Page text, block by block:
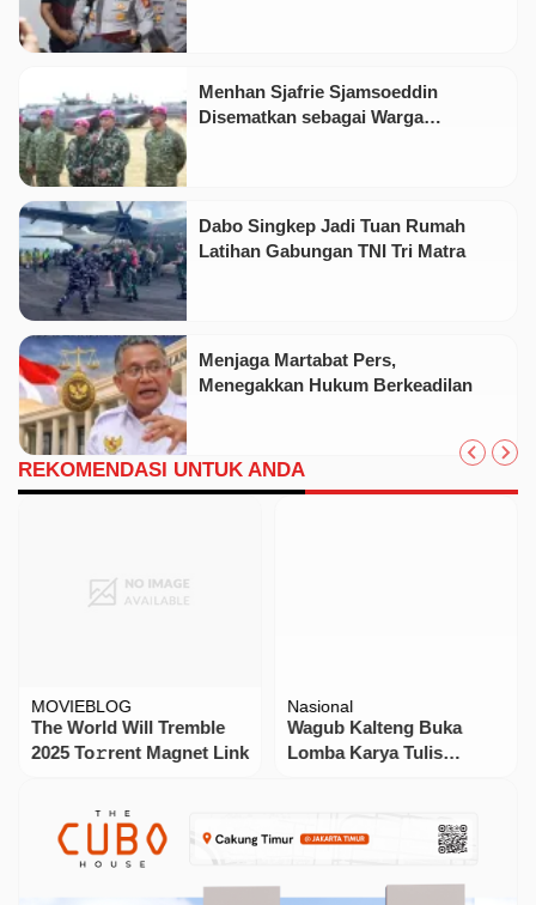
Menhan Sjafrie Sjamsoeddin
Disematkan sebagai Warga
Dabo Singkep Jadi Tuan Rumah
Latihan Gabungan TNI Tri Matra
Menjaga Martabat Pers,
Menegakkan Hukum Berkeadilan
REKOMENDASI UNTUK ANDA
MOVIEBLOG
The World Will Tremble
2025 To𝚛rent Magnet Link
Nasional
Wagub Kalteng Buka
Lomba Karya Tulis